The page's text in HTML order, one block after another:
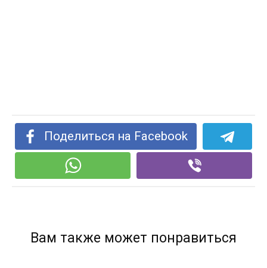
Поделиться на Facebook
Вам также может понравиться